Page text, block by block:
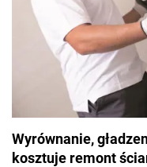
Wyrównanie,
kosztuje remont